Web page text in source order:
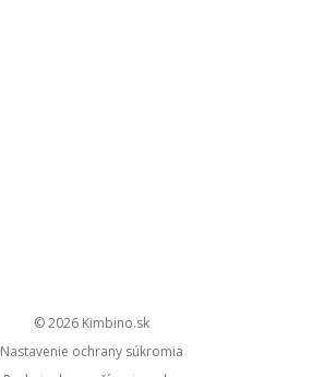
© 2026
kimbino.sk
Nastavenie ochrany súkromia